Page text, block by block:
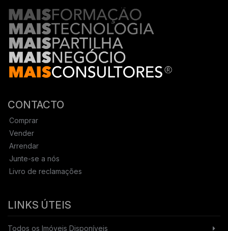
CONTACTO
Comprar
Vender
Arrendar
Junte-se a nós
Livro de reclamações
LINKS ÚTEIS
Todos os Imóveis Disponíveis